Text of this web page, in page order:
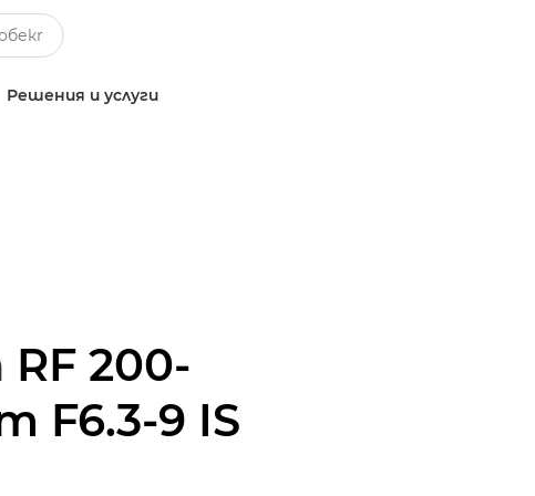
Решения и услуги
RF 200-
F6.3-9 IS